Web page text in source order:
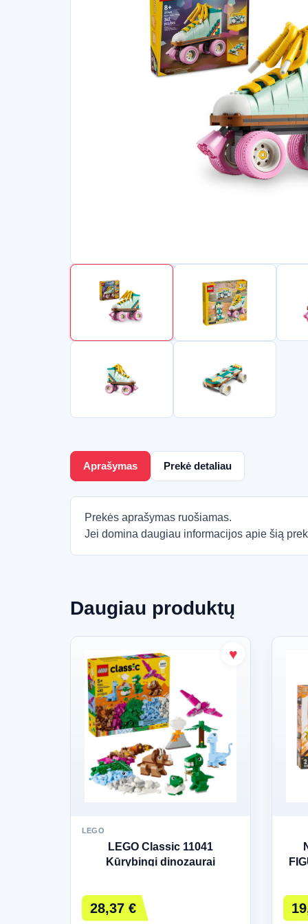
Aprašymas Prekė detaliau
Prekės aprašymas ruošiamas.
Jei domina daugiau informacijos apie šią
Daugiau produktų
LEGO
LEGO Classic 11041
Kūrybingi dinozaurai
28,37 €